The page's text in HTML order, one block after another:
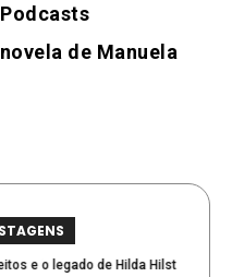
de Manuela
e o legado de Hilda Hilst